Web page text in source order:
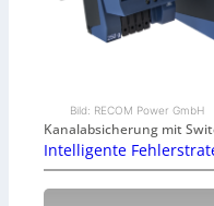
Bild: RECOM Power GmbH
Kanalabsicherung mit
Intelligente